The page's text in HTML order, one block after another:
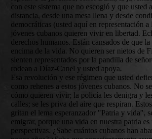
con este sistema que no escogió y que usted
distancia, desde una mesa llena y desde
democráticas (usted aquí en representación
jóvenes cubanos quieren vivir en libertad.
derechos humanos. Están cansados de que
encima de la vida. No quieren ser nietos de
sienten representados por la pandilla de
rodean a Díaz-Canel y usted apoya.
Esa revolución y ese régimen que usted
como rehenes a estos jóvenes cubanos. No
cómo quieren vivir; la policía les denigra y
calles; se les priva del aire que respiran.
gritan el lema esperanzador "Patria y vida",
emigrar, porque una vida en nuestra patria
perspectivas. ¿Sabe cuántos cubanos han